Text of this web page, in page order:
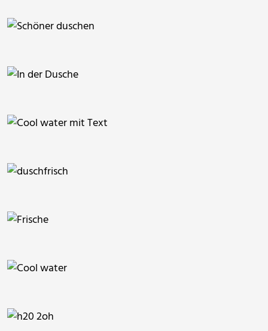
RainerSturm
RainerSturm
RainerSturm
RainerSturm
RainerSturm
RainerSturm